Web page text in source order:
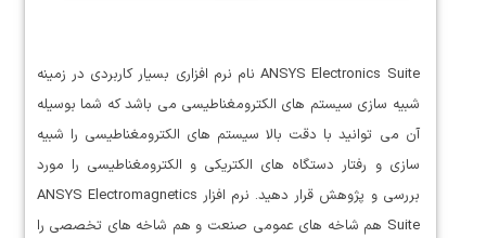
ANSYS Electronics Suite نام نرم افزاری بسیار کاربردی در زمینه
شبیه سازی سیستم های الکترومغناطیسی می باشد که شما بوسیله
آن می توانید با دقت بالا سیستم های الکترومغناطیسی را شبیه
سازی و رفتار دستگاه های الکتریکی و الکترومغناطیسی را مورد
بررسی و پژوهش قرار دهید. نرم افزار ANSYS Electromagnetics
Suite هم شاخه های عمومی صنعت و هم شاخه های تخصصی را